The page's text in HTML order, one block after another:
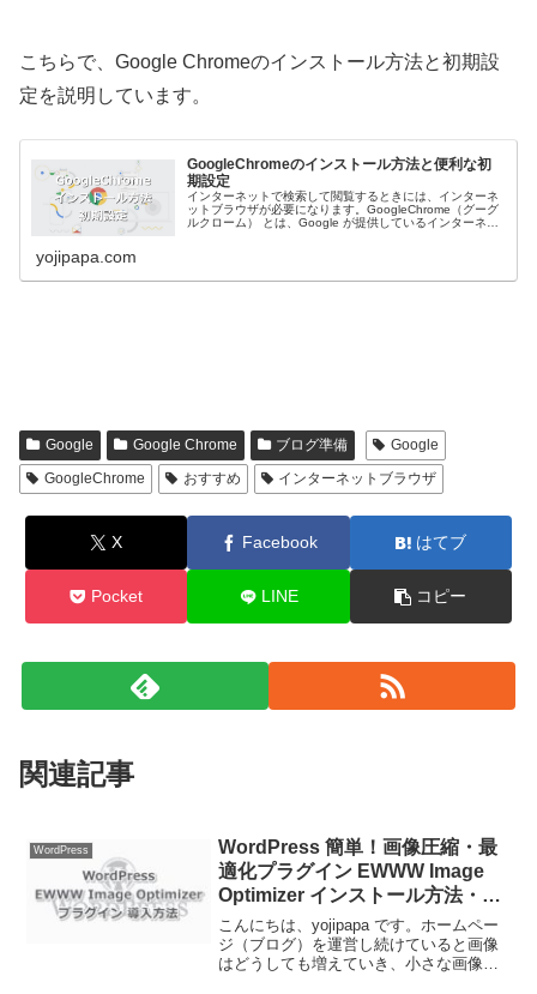
こちらで、Google Chromeのインストール方法と初期設
定を説明しています。
GoogleChromeのインストール方法と便利な初
期設定
インターネットで検索して閲覧するときには、インターネ
ットブラウザが必要になります。GoogleChrome（グーグ
ルクローム） とは、Google が提供しているインターネッ
yojipapa.com
Google Google Chrome ブログ準備
Google
GoogleChrome
おすすめ インターネットブラウザ
X Facebook はてブ
Pocket LINE コピー
関連記事
WordPress
WordPress 簡単！画像圧縮・最
適化プラグイン EWWW Image
Optimizer インストール方法・使
用方法（個別圧縮・一括圧縮）
こんにちは、yojipapa です。ホームペー
ジ（ブログ）を運営し続けていると画像
はどうしても増えていき、小さな画像フ